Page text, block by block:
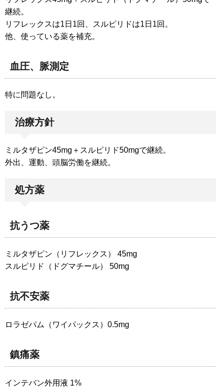
継続。
リフレックスは1日1回、スルピリドは1日1回。
他、使っている薬を補充。
血圧、脈測定
特に問題なし。
治療方針
ミルタザピン45mg＋スルピリド50mgで継続。
外出、運動、頭脳労働を継続。
処方薬
抗うつ薬
ミルタザピン（リフレックス） 45mg
スルピリド（ドグマチール） 50mg
抗不安薬
ロラゼパム（ワイパックス）0.5mg
鎮痛薬
インテバン外用液 1%